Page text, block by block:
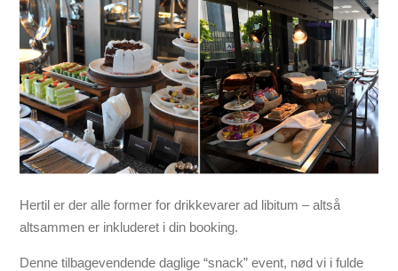
Hertil er der alle former for drikkevarer ad libitum – altså
altsammen er inkluderet i din booking.
Denne tilbagevendende daglige “snack” event, nød vi i fulde